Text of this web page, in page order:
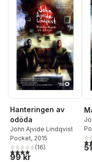
Hanteringen av
odöda
John Ajvide Lindqvist
Pocket, 2015
3,9utav 5 stjärnor. Totalt
(16)
99 kr
4,1